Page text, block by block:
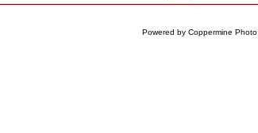
Powered by Coppermine